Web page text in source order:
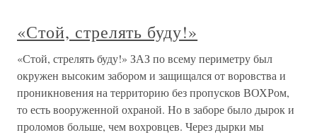
«Стой, стрелять буду!»
«Стой, стрелять буду!» ЗАЗ по всему периметру был
окружен высоким забором и защищался от воровства и
проникновения на территорию без пропусков ВОХРом,
то есть вооруженной охраной. Но в заборе было дырок и
проломов больше, чем вохровцев. Через дырки мы